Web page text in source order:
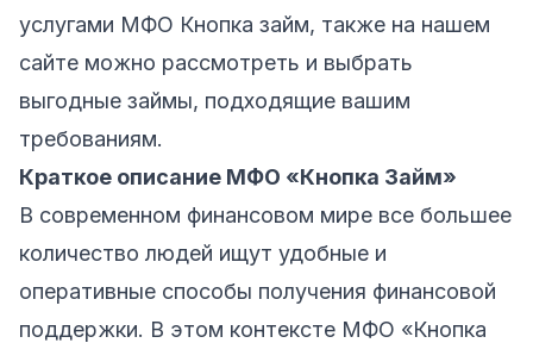
услугами МФО Кнопка займ, также на нашем
сайте можно рассмотреть и выбрать
выгодные займы, подходящие вашим
требованиям.
Краткое описание МФО «Кнопка Займ»
В современном финансовом мире все большее
количество людей ищут удобные и
оперативные способы получения финансовой
поддержки. В этом контексте МФО «Кнопка